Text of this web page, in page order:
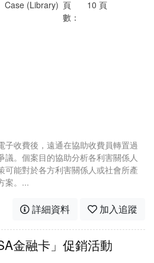
Case (Library) 頁
數：
10 頁
子收費後，遠通在協助收費員轉置過
議。個案目的協助分析各利害關係人
可能對於各方利害關係人或社會所產
案。...
詳細資料 加入追蹤
金融卡」促銷活動